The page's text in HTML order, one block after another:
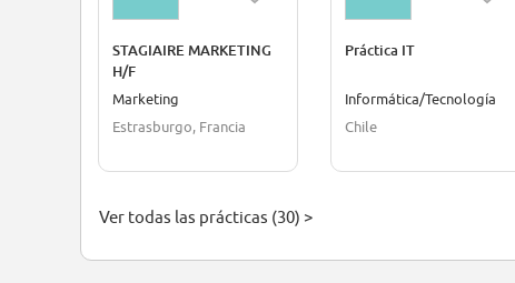
STAGIAIRE MARKETING
H/F
Marketing
Estrasburgo, Francia
Práctica IT
Informática/Tecnología
Chile
Ver todas las prácticas (30) >